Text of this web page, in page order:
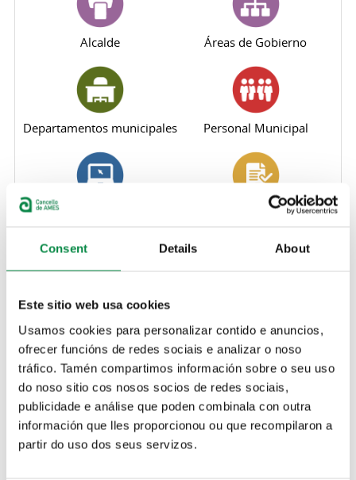
Consent Details About
Este sitio web usa cookies
Usamos cookies para personalizar contido e anuncios,
ofrecer funcións de redes sociais e analizar o noso
tráfico. Tamén compartimos información sobre o seu uso
do noso sitio cos nosos socios de redes sociais,
publicidade e análise que poden combinala con outra
información que lles proporcionou ou que recompilaron a
partir do uso dos seus servizos.
Alcalde Áreas de Gobierno
Departamentos municipales Personal Municipal
Ofertas de empleo público Procesos selectivos
Bolsas de trabajo
Formación Representación del personal
Solapas principales